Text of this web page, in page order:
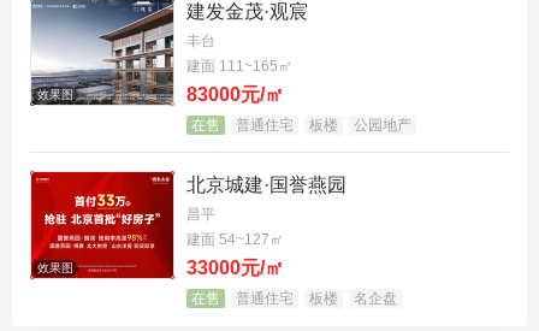
效果图
建发金茂·观宸
丰台
建面 111~165㎡
83000元/㎡
在售 普通住宅 板楼 公园地产
效果图
北京城建·国誉燕园
昌平
建面 54~127㎡
33000元/㎡
在售 普通住宅 板楼 名企盘